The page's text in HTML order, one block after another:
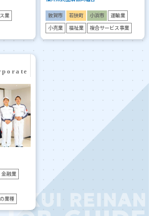
業 敦賀市 若狭町 小浜市 運輸業
小売業 福祉業 複合サービス事業
金融業
業種